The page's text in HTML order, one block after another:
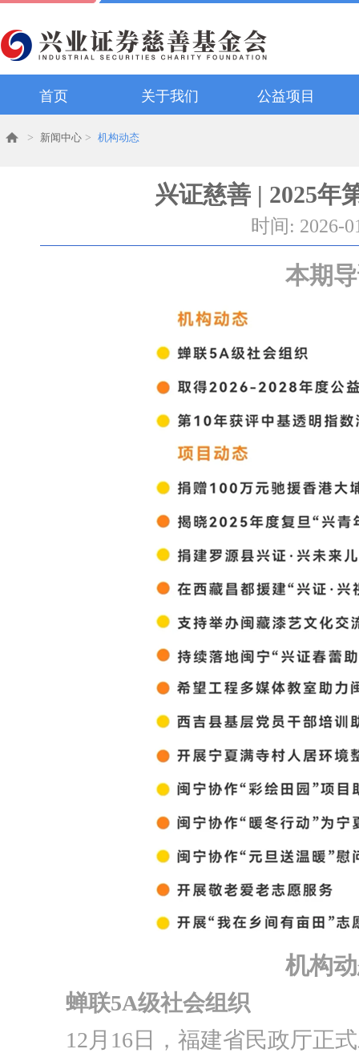
首页 关于我们 公益项目
> 新闻中心 > 机构动态
兴证慈善 | 2025年
时间: 2026-
本期
机构
蝉联5A级社会组织
12月16日，福建省民政厅正